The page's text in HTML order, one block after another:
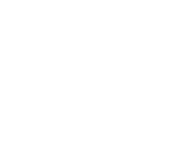
玩捉迷藏，让每个人都能尽情